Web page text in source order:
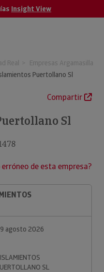
Insight View
Real
Empresas Argamasilla
Puertollano Sl
Compartir
Sl
de esta empresa?
agosto 2026
SL